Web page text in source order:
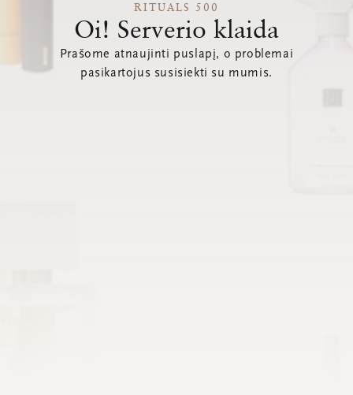
RITUALS 500
Oi! Serverio klaida
Prašome atnaujinti puslapį, o problemai
pasikartojus susisiekti su mumis.